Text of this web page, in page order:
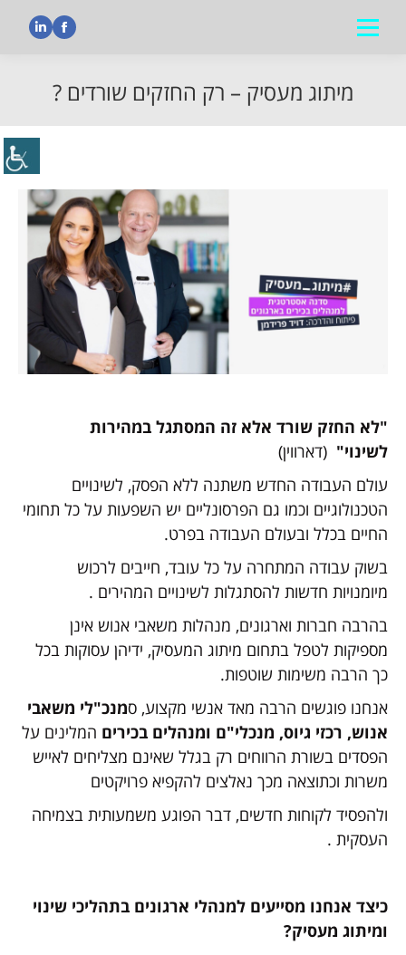
מיתוג מעסיק – רק החזקים שורדים ?
"לא החזק שורד אלא זה המסתגל במהירות
לשינוי" (דארווין)
עולם העבודה החדש משתנה ללא הפסק, לשינויים
הטכנולוגיים וכמו גם הפרסונליים יש השפעות על כל תחומי
החיים בכלל ובעולם העבודה בפרט.
בשוק עבודה המתחרה על כל עובד, חייבים לרכוש
מיומנויות חדשות להסתגלות לשינויים המהירים .
בהרבה חברות וארגונים, מנהלות משאבי אנוש אינן
מספיקות לטפל בתחום מיתוג המעסיק, ידיהן עסוקות בכל
כך הרבה משימות שוטפות.
אנחנו פוגשים הרבה מאד אנשי מקצוע, סמנכ"לי משאבי
אנוש, רכזי גיוס, מנכלי"ם ומנהלים בכירים המלינים על
הפסדים בשורת הרווחים רק בגלל שאינם מצליחים לאייש
משרות וכתוצאה מכך נאלצים להקפיא פרויקטים
ולהפסיד לקוחות חדשים, דבר הפוגע משמעותית בצמיחה
העסקית .
כיצד אנחנו מסייעים למנהלי ארגונים בתהליכי שינוי
ומיתוג מעסיק?